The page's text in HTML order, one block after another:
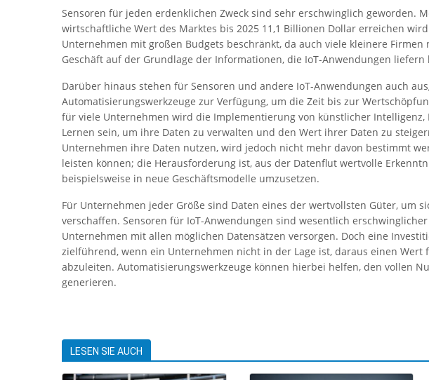
Sensoren für jeden erdenklichen Zweck sind sehr erschwinglich geworden.
wirtschaftliche Wert des Marktes bis 2025 11,1 Billionen Dollar erreichen
Unternehmen mit großen Budgets beschränkt, da auch viele kleinere
Geschäft auf der Grundlage der Informationen, die IoT-Anwendungen
Darüber hinaus stehen für Sensoren und andere IoT-Anwendungen auch
Automatisierungswerkzeuge zur Verfügung, um die Zeit bis zur
für viele Unternehmen wird die Implementierung von künstlicher Intelligenz,
Lernen sein, um ihre Daten zu verwalten und den Wert ihrer Daten zu
Unternehmen ihre Daten nutzen, wird jedoch nicht mehr davon bestimmt
leisten können; die Herausforderung ist, aus der Datenflut wertvolle
beispielsweise in neue Geschäftsmodelle umzusetzen.
Für Unternehmen jeder Größe sind Daten eines der wertvollsten Güter, um
verschaffen. Sensoren für IoT-Anwendungen sind wesentlich
Unternehmen mit allen möglichen Datensätzen versorgen. Doch eine
zielführend, wenn ein Unternehmen nicht in der Lage ist, daraus einen Wert
abzuleiten. Automatisierungswerkzeuge können hierbei helfen, den vollen
generieren.
LESEN SIE AUCH